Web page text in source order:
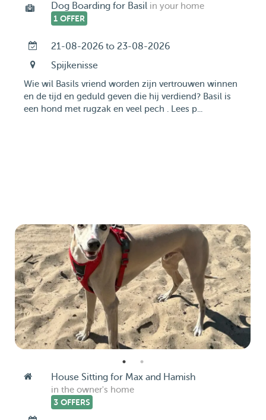
Dog Boarding for Basil in your home
1 OFFER
21-08-2026 to 23-08-2026
Spijkenisse
Wie wil Basils vriend worden zijn vertrouwen winnen
en de tijd en geduld geven die hij verdiend? Basil is
een hond met rugzak en veel pech . Lees p...
House Sitting for Max and Hamish
in the owner's home
3 OFFERS